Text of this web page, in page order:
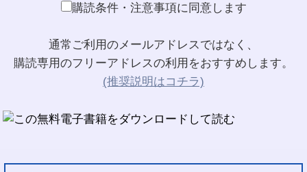
購読条件・注意事項に同意します
通常ご利用のメールアドレスではなく、
購読専用のフリーアドレスの利用をおすすめします。
(推奨説明はコチラ)